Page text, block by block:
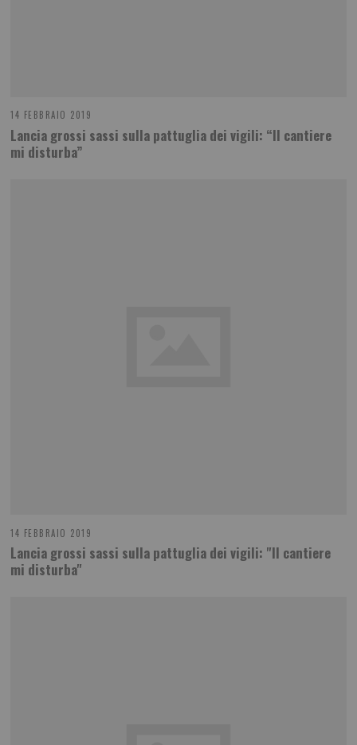
14 FEBBRAIO 2019
Lancia grossi sassi sulla pattuglia dei vigili: “Il cantiere
mi disturba”
14 FEBBRAIO 2019
Lancia grossi sassi sulla pattuglia dei vigili: "Il cantiere
mi disturba"